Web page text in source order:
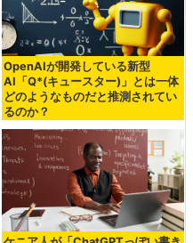
OpenAIが開発している新型
AI「Q*(キュースター)」とは一体
どのようなものだと推測されてい
るのか？